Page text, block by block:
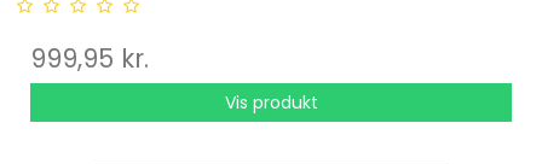
999,95 kr.
Vis produkt